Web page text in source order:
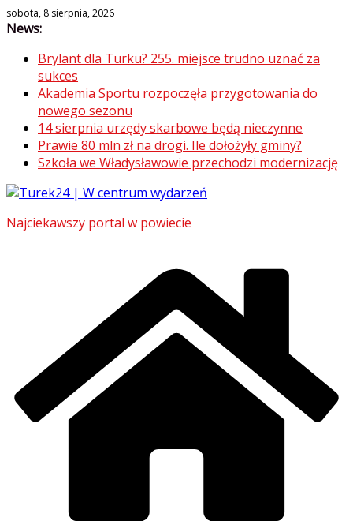
Skip
to
sobota, 8 sierpnia, 2026
News:
Brylant dla Turku? 255. miejsce trudno uznać za
sukces
Akademia Sportu rozpoczęła przygotowania do
nowego sezonu
14 sierpnia urzędy skarbowe będą nieczynne
Prawie 80 mln zł na drogi. Ile dołożyły gminy?
Szkoła we Władysławowie przechodzi modernizację
Najciekawszy portal w powiecie